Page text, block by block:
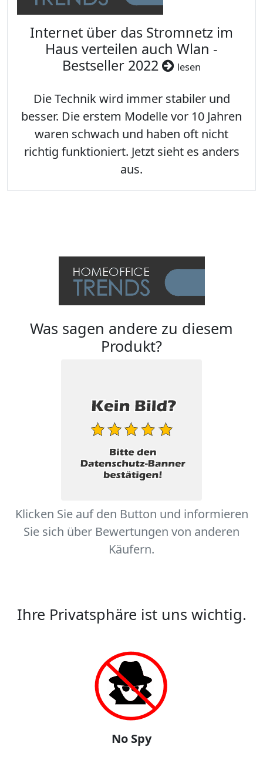
Internet über das Stromnetz im
Haus verteilen auch Wlan -
Bestseller 2022
lesen
Die Technik wird immer stabiler und
besser. Die erstem Modelle vor 10 Jahren
waren schwach und haben oft nicht
richtig funktioniert. Jetzt sieht es anders
aus.
Was sagen andere zu diesem
Produkt?
Klicken Sie auf den Button und informieren
Sie sich über Bewertungen von anderen
Käufern.
Ihre Privatsphäre ist uns wichtig.
No Spy